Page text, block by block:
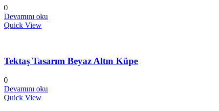
0
Devamını oku
Quick View
Tektaş Tasarım Beyaz Altın Küpe
0
Devamını oku
Quick View